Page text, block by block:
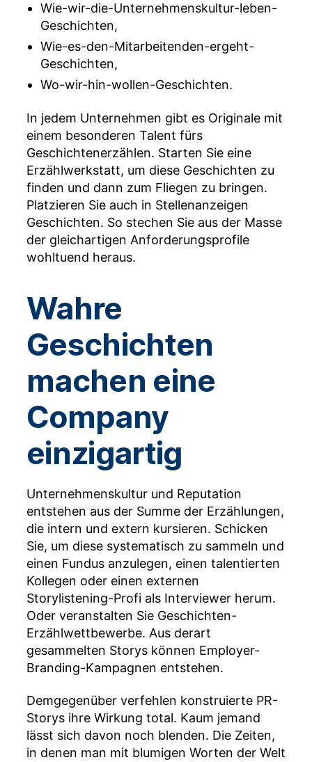
Wie-wir-die-Unternehmenskultur-leben-
Geschichten,
Wie-es-den-Mitarbeitenden-ergeht-
Geschichten,
Wo-wir-hin-wollen-Geschichten.
In jedem Unternehmen gibt es Originale mit
einem besonderen Talent fürs
Geschichtenerzählen. Starten Sie eine
Erzählwerkstatt, um diese Geschichten zu
finden und dann zum Fliegen zu bringen.
Platzieren Sie auch in Stellenanzeigen
Geschichten. So stechen Sie aus der Masse
der gleichartigen Anforderungsprofile
wohltuend heraus.
Wahre
Geschichten
machen eine
Company
einzigartig
Unternehmenskultur und Reputation
entstehen aus der Summe der Erzählungen,
die intern und extern kursieren. Schicken
Sie, um diese systematisch zu sammeln und
einen Fundus anzulegen, einen talentierten
Kollegen oder einen externen
Storylistening-Profi als Interviewer herum.
Oder veranstalten Sie Geschichten-
Erzählwettbewerbe. Aus derart
gesammelten Storys können Employer-
Branding-Kampagnen entstehen.
Demgegenüber verfehlen konstruierte PR-
Storys ihre Wirkung total. Kaum jemand
lässt sich davon noch blenden. Die Zeiten,
in denen man mit blumigen Worten der Welt